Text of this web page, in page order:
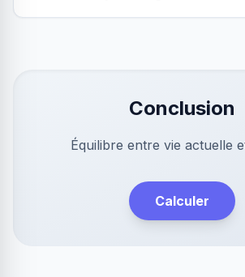
Conclusion
Équilibre entre vie actuelle
Calculer